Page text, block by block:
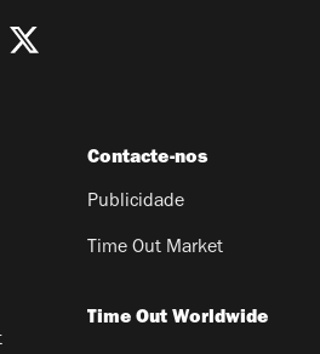
Contacte-nos
Publicidade
Time Out Market
Time Out Worldwide